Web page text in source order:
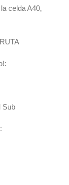
celda A40,
Sub